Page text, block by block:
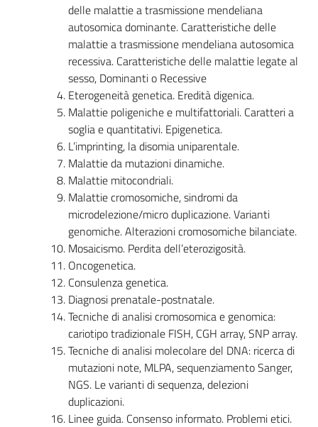
delle malattie a trasmissione mendeliana
autosomica dominante. Caratteristiche delle
malattie a trasmissione mendeliana autosomica
recessiva. Caratteristiche delle malattie legate al
sesso, Dominanti o Recessive
Eterogeneità genetica. Eredità digenica.
Malattie poligeniche e multifattoriali. Caratteri a
soglia e quantitativi. Epigenetica.
L’imprinting, la disomia uniparentale.
Malattie da mutazioni dinamiche.
Malattie mitocondriali.
Malattie cromosomiche, sindromi da
microdelezione/micro duplicazione. Varianti
genomiche. Alterazioni cromosomiche bilanciate.
Mosaicismo. Perdita dell’eterozigosità.
Oncogenetica.
Consulenza genetica.
Diagnosi prenatale-postnatale.
Tecniche di analisi cromosomica e genomica:
cariotipo tradizionale FISH, CGH array, SNP array.
Tecniche di analisi molecolare del DNA: ricerca di
mutazioni note, MLPA, sequenziamento Sanger,
NGS. Le varianti di sequenza, delezioni
duplicazioni.
Linee guida. Consenso informato. Problemi etici.